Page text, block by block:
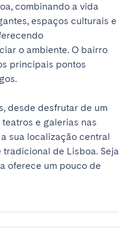
combinando a vida
espaços culturais e
o ambiente. O bairro
principais pontos
desde desfrutar de um
e galerias nas
sua localização central
de Lisboa. Seja
oferece um pouco de